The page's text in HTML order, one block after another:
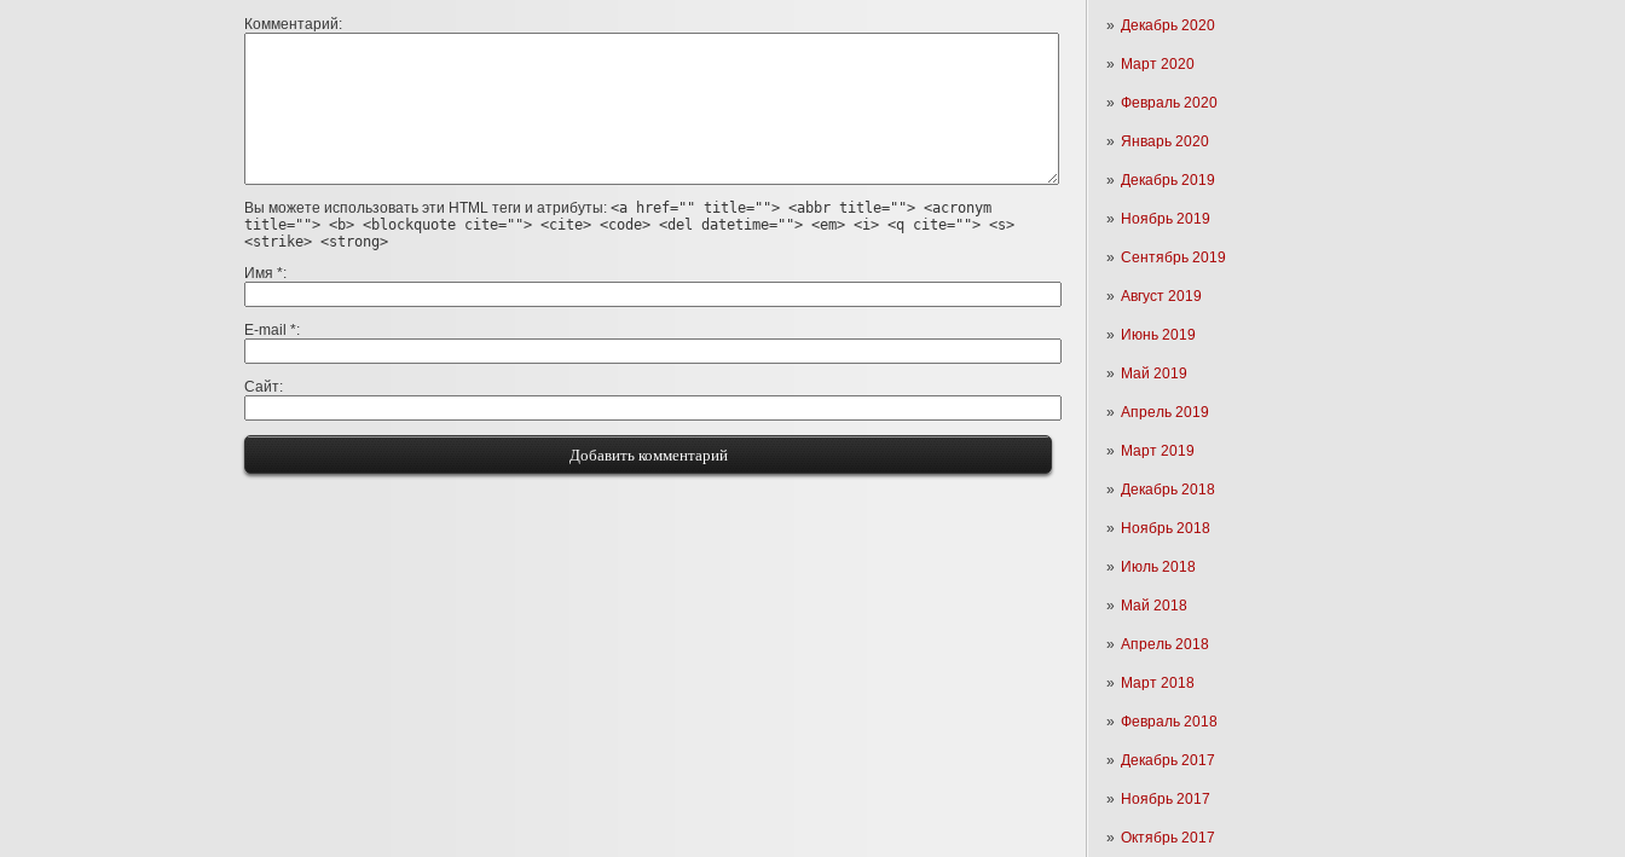
Декабрь 2020
Март 2020
Февраль 2020
Январь 2020
Декабрь 2019
Ноябрь 2019
Сентябрь 2019
Август 2019
Июнь 2019
Май 2019
Апрель 2019
Март 2019
Декабрь 2018
Ноябрь 2018
Июль 2018
Май 2018
Апрель 2018
Март 2018
Февраль 2018
Декабрь 2017
Ноябрь 2017
Октябрь 2017
Комментарий
Вы можете использовать эти HTML теги и атрибуты: <a href="" title=""> <abbr title=""> <acronym
title=""> <b> <blockquote cite=""> <cite> <code> <del datetime=""> <em> <i> <q cite=""> <s>
<strike> <strong>
Имя *
E-mail *
Сайт